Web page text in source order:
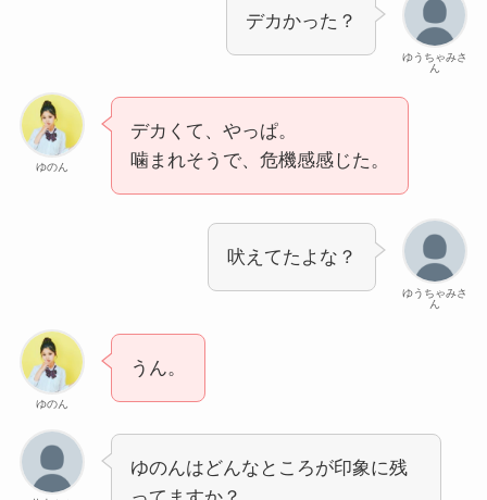
ゆうちゃみさ
ん
デカかった？
ゆのん
デカくて、やっぱ。
噛まれそうで、危機感感じた。
ゆうちゃみさ
ん
吠えてたよな？
ゆのん
うん。
ゆのんはどんなところが印象に残